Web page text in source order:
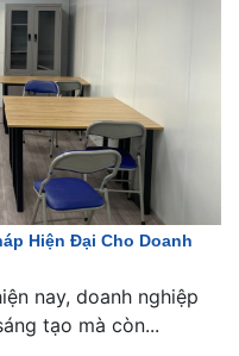
Hiện Đại Cho Doanh
nay, doanh nghiệp
tạo mà còn...